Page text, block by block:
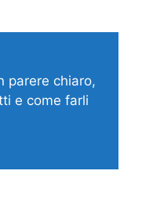
parere chiaro,
e come farli